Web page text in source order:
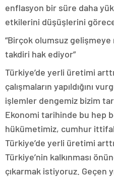
enflasyon bir süre daha
etkilerini düşüşlerini
“Birçok olumsuz
takdiri hak ediyor”
Türkiye’de yerli üretimi
çalışmaların yapıldığını
işlemler dengemiz bizim
Ekonomi tarihinde bu hep
hükümetimiz, cumhur
Türkiye’de yerli üretimi
Türkiye’nin kalkınması
çıkarmak istiyoruz. Geçen